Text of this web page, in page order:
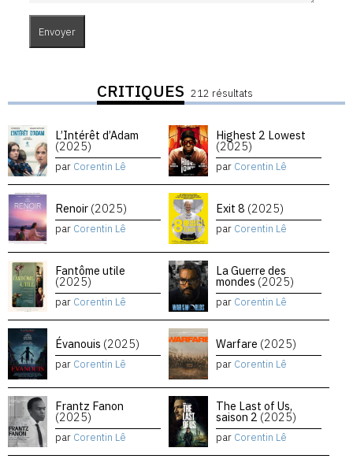
CRITIQUES 212 résultats
L’Intérêt d’Adam
(2025)
par Corentin Lê
Highest 2 Lowest
(2025)
par Corentin Lê
Renoir (2025)
par Corentin Lê
Exit 8 (2025)
par Corentin Lê
Fantôme utile
(2025)
par Corentin Lê
La Guerre des
mondes (2025)
par Corentin Lê
Évanouis (2025)
par Corentin Lê
Warfare (2025)
par Corentin Lê
Frantz Fanon
(2025)
par Corentin Lê
The Last of Us,
saison 2 (2025)
par Corentin Lê